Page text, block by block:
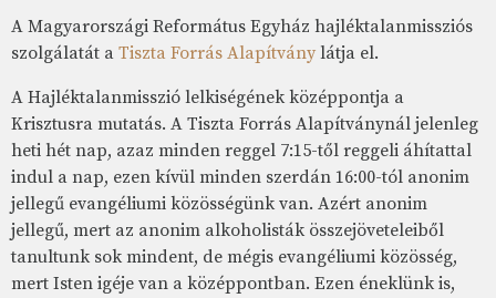
A Magyarországi Református Egyház hajléktalanmissziós
szolgálatát a Tiszta Forrás Alapítvány látja el.
A Hajléktalanmisszió lelkiségének középpontja a
Krisztusra mutatás. A Tiszta Forrás Alapítványnál jelenleg
heti hét nap, azaz minden reggel 7:15-től reggeli áhítattal
indul a nap, ezen kívül minden szerdán 16:00-tól anonim
jellegű evangéliumi közösségünk van. Azért anonim
jellegű, mert az anonim alkoholisták összejöveteleiből
tanultunk sok mindent, de mégis evangéliumi közösség,
mert Isten igéje van a középpontban. Ezen éneklünk is,